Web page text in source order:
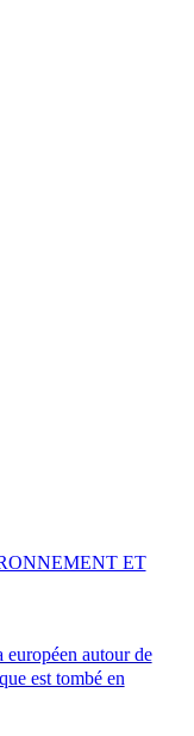
européen autour de
est tombé en
ET